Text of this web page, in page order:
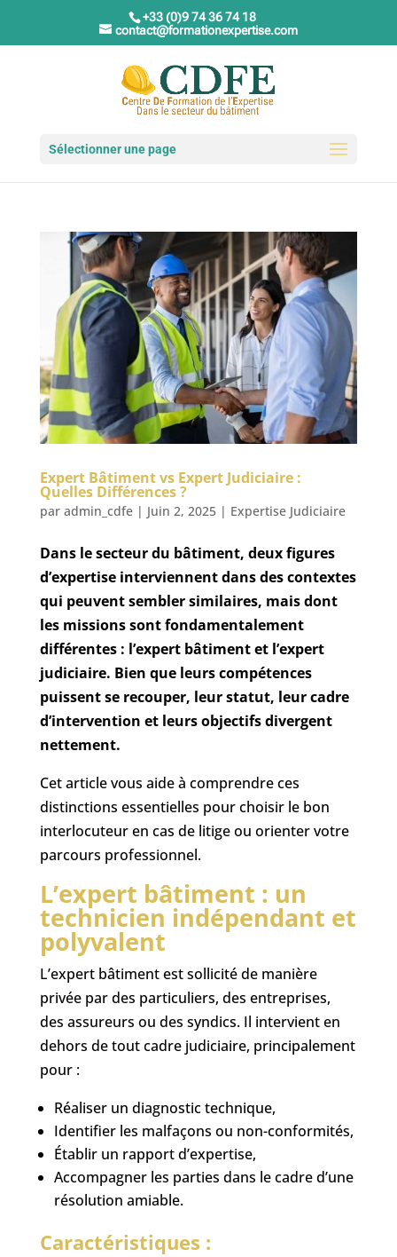
+33 (0)9 74 36 74 18
contact@formationexpertise.com
Sélectionner une page
Expert Bâtiment vs Expert Judiciaire :
Quelles Différences ?
par admin_cdfe| Juin 2, 2025| Expertise Judiciaire
Dans le secteur du bâtiment, deux figures
d’expertise interviennent dans des contextes
qui peuvent sembler similaires, mais dont
les missions sont fondamentalement
différentes : l’expert bâtiment et l’expert
judiciaire. Bien que leurs compétences
puissent se recouper, leur statut, leur cadre
d’intervention et leurs objectifs divergent
nettement.
Cet article vous aide à comprendre ces
distinctions essentielles pour choisir le bon
interlocuteur en cas de litige ou orienter votre
parcours professionnel.
L’expert bâtiment : un
technicien indépendant et
polyvalent
L’expert bâtiment est sollicité de manière
privée par des particuliers, des entreprises,
des assureurs ou des syndics. Il intervient en
dehors de tout cadre judiciaire, principalement
pour :
Réaliser un diagnostic technique,
Identifier les malfaçons ou non-conformités,
Établir un rapport d’expertise,
Accompagner les parties dans le cadre d’une
résolution amiable.
Caractéristiques :